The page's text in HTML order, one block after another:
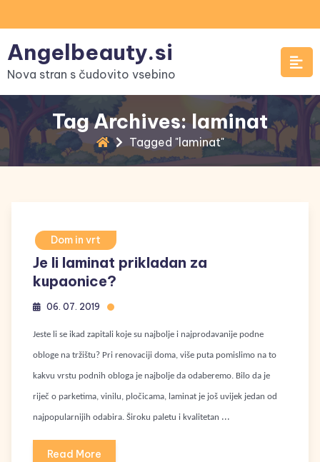
to
content
Angelbeauty.si
Nova stran s čudovito vsebino
Tag Archives: laminat
Tagged "laminat"
Dom in vrt
Je li laminat prikladan za
kupaonice?
06. 07. 2019
Jeste li se ikad zapitali koje su najbolje i najprodavanije podne
obloge na tržištu? Pri renovaciji doma, više puta pomislimo na to
kakvu vrstu podnih obloga je najbolje da odaberemo. Bilo da je
riječ o parketima, vinilu, pločicama, laminat je još uvijek jedan od
najpopularnijih odabira. Široku paletu i kvalitetan …
Read More